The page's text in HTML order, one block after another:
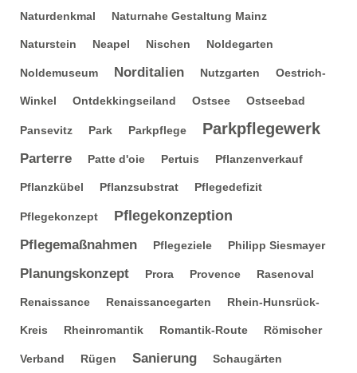
Naturdenkmal Naturnahe Gestaltung Mainz
Naturstein Neapel Nischen Noldegarten
Noldemuseum Norditalien Nutzgarten Oestrich-
Winkel Ontdekkingseiland Ostsee Ostseebad
Pansevitz Park Parkpflege Parkpflegewerk
Parterre Patte d'oie Pertuis Pflanzenverkauf
Pflanzkübel Pflanzsubstrat Pflegedefizit
Pflegekonzept Pflegekonzeption
Pflegemaßnahmen Pflegeziele Philipp Siesmayer
Planungskonzept Prora Provence Rasenoval
Renaissance Renaissancegarten Rhein-Hunsrück-
Kreis Rheinromantik Romantik-Route Römischer
Verband Rügen Sanierung Schaugärten